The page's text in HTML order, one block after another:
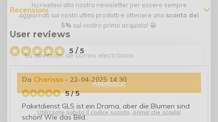
Recensioni
User reviews
5 / 5
Da Charissa - 22-04-2025 14:30
5 / 5
Paketdienst GLS ist ein Drama, aber die Blumen sind
schön! Wie das Bild.
Iscrivetevi alla nostra newsletter per essere sempre
aggiornati sui nostri ultimi prodotti e ottenere uno sconto del
5% sul vostro primo acquisto! 😀
Abbonarsi
Utilizzate subito il codice sconto, prima che scada!